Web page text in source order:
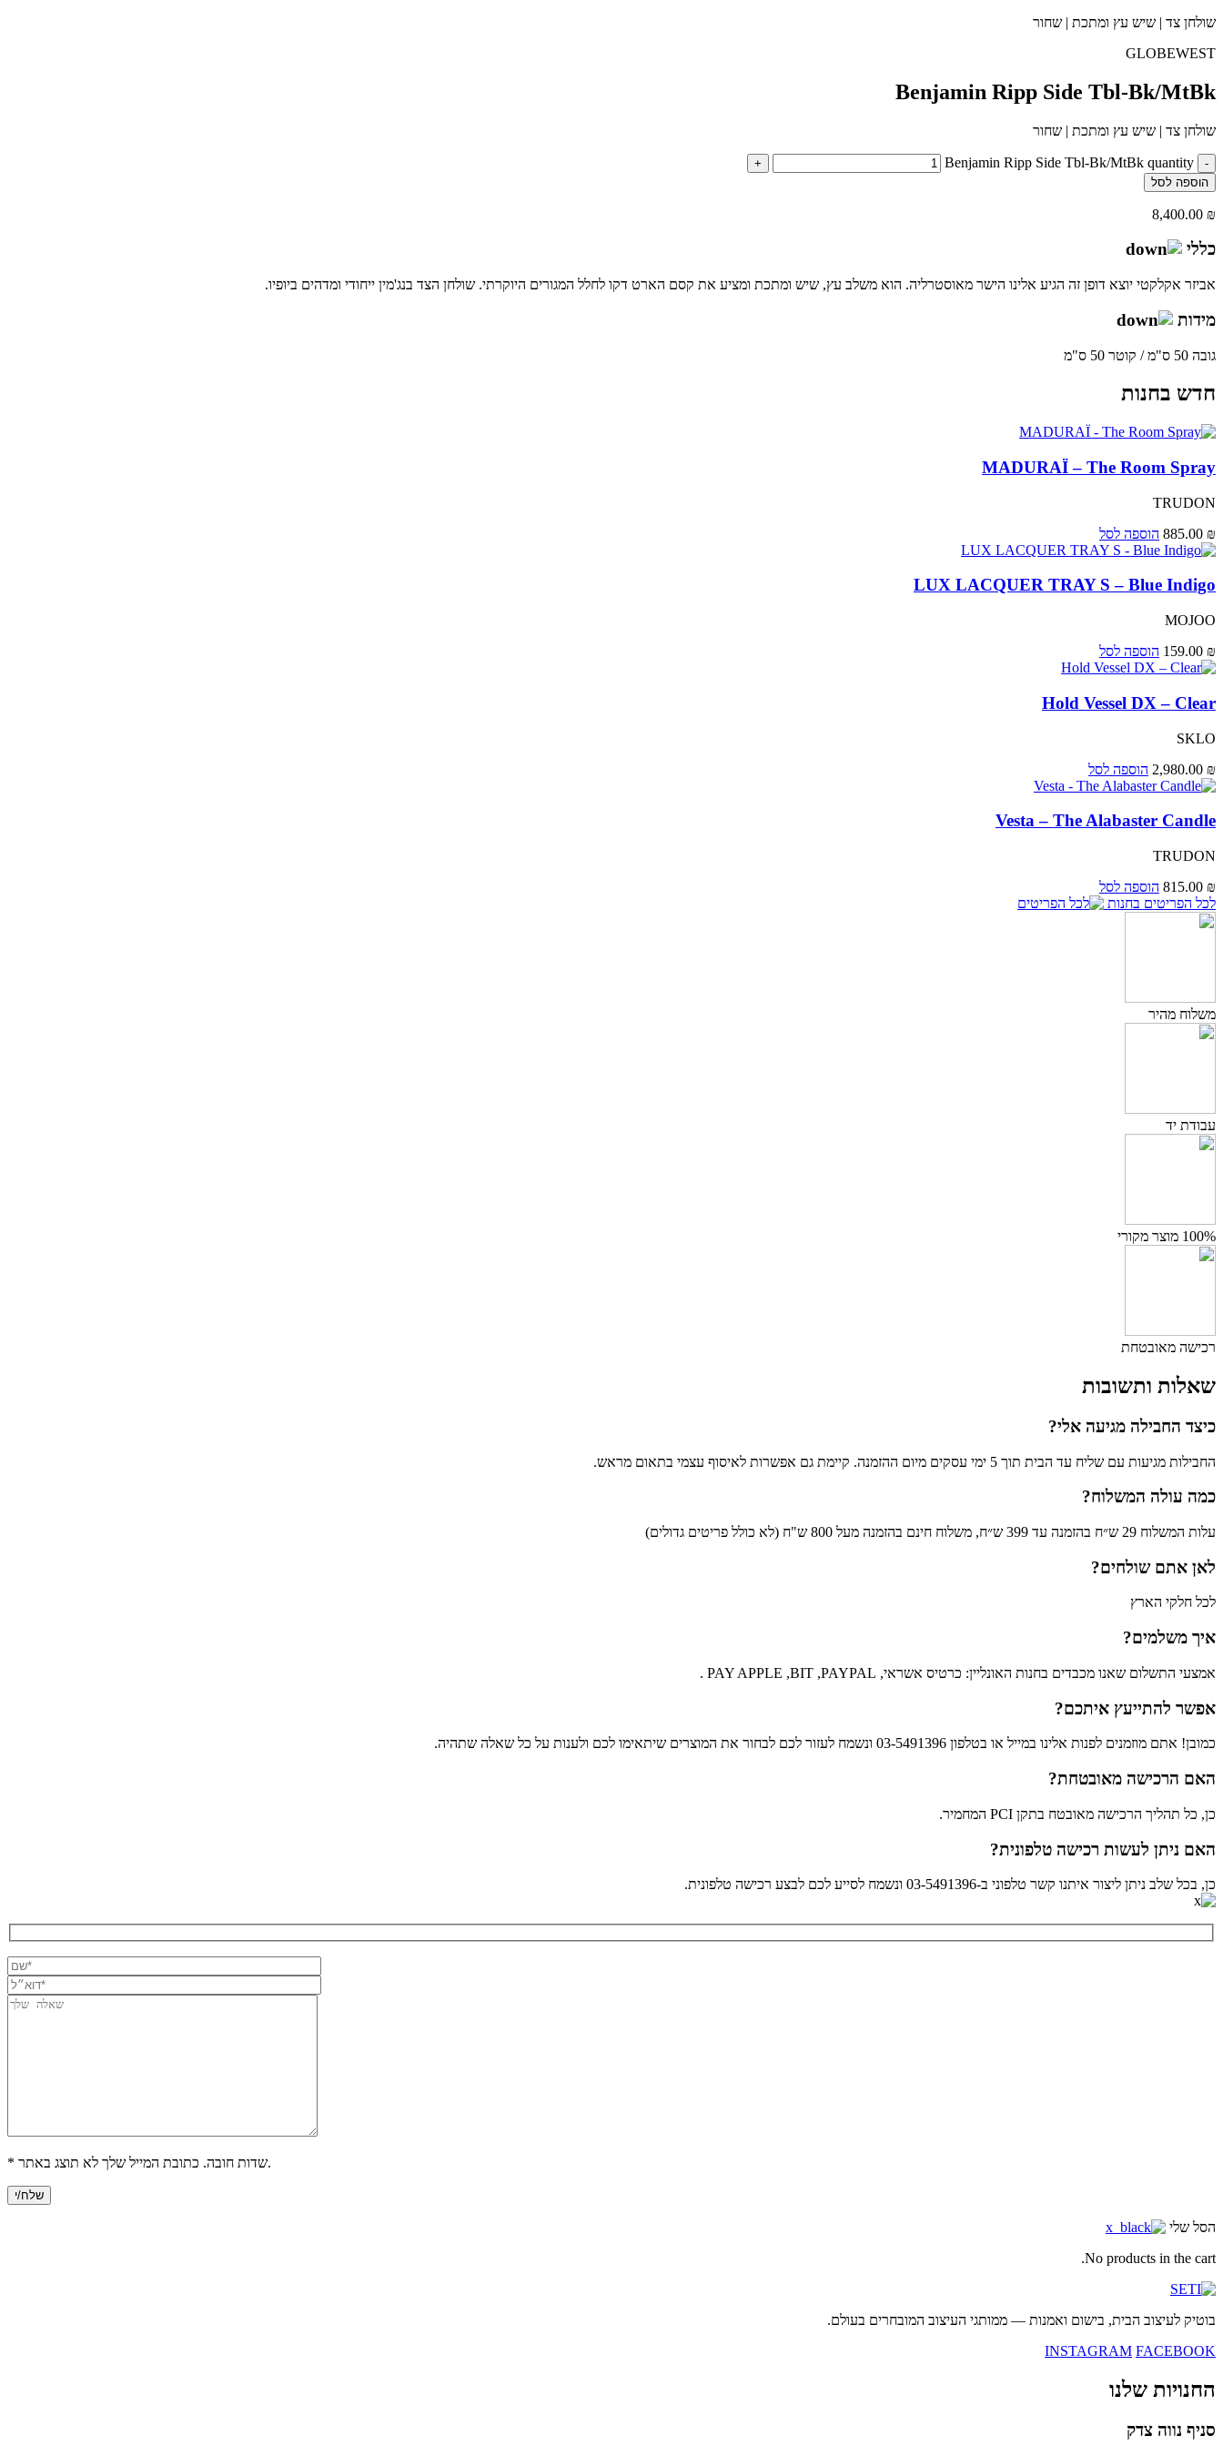
שולחן צד | שיש עץ ומתכת | שחור
GLOBEWEST
Benjamin Ripp Side Tbl-Bk/MtBk
שולחן צד | שיש עץ ומתכת | שחור
-
Benjamin Ripp Side Tbl-Bk/MtBk quantity
+
הוספה לסל
8,400.00 ₪
כללי
אביזר אקלקטי יוצא דופן זה הגיע אלינו הישר מאוסטרליה. הוא משלב עץ, שיש ומתכת ומציע את קסם הארט דקו לחלל המגורים היוקרתי. שולחן הצד בנג'מין ייחודי ומדהים ביופיו.
מידות
גובה 50 ס"מ / קוטר 50 ס"מ
חדש בחנות
MADURAÏ – The Room Spray
TRUDON
885.00 ₪ הוספה לסל
LUX LACQUER TRAY S – Blue Indigo
MOJOO
159.00 ₪ הוספה לסל
Hold Vessel DX – Clear
SKLO
2,980.00 ₪ הוספה לסל
Vesta – The Alabaster Candle
TRUDON
815.00 ₪
הוספה לסל
לכל הפריטים בחנות
משלוח מהיר
עבודת יד
100% מוצר מקורי
רכישה מאובטחת
שאלות ותשובות
כיצד החבילה מגיעה אלי?
החבילות מגיעות עם שליח עד הבית תוך 5 ימי עסקים מיום ההזמנה. קיימת גם אפשרות לאיסוף עצמי בתאום מראש.
כמה עולה המשלוח?
עלות המשלוח 29 ש״ח בהזמנה עד 399 ש״ח, משלוח חינם בהזמנה מעל 800 ש"ח (לא כולל פריטים גדולים)
לאן אתם שולחים?
לכל חלקי הארץ
איך משלמים?
אמצעי התשלום שאנו מכבדים בחנות האונליין: כרטיס אשראי, PAY APPLE ,BIT ,PAYPAL .
אפשר להתייעץ איתכם?
כמובן! אתם מוזמנים לפנות אלינו במייל או בטלפון 03-5491396 ונשמח לעזור לכם לבחור את המוצרים שיתאימו לכם ולענות על כל שאלה שתהיה.
האם הרכישה מאובטחת?
כן, כל תהליך הרכישה מאובטח בתקן PCI המחמיר.
האם ניתן לעשות רכישה טלפונית?
כן, בכל שלב ניתן ליצור איתנו קשר טלפוני ב-03-5491396 ונשמח לסייע לכם לבצע רכישה טלפונית.
* שדות חובה. כתובת המייל שלך לא תוצג באתר.
הסל שלי
No products in the cart.
בוטיק לעיצוב הבית, בישום ואמנות — ממותגי העיצוב המובחרים בעולם.
INSTAGRAM FACEBOOK
החנויות שלנו
סניף נווה צדק